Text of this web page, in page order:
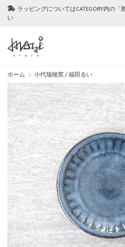
ラッピングについてはCATEGORY内の
い
ホーム 小代瑞穂窯 / 福田るい